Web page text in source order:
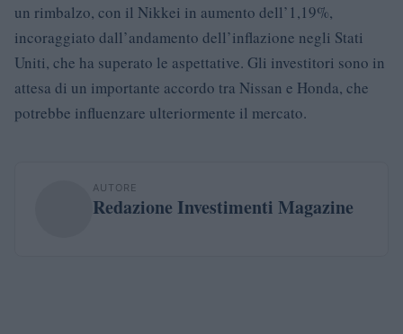
un rimbalzo, con il Nikkei in aumento dell’1,19%,
incoraggiato dall’andamento dell’inflazione negli Stati
Uniti, che ha superato le aspettative. Gli investitori sono in
attesa di un importante accordo tra Nissan e Honda, che
potrebbe influenzare ulteriormente il mercato.
AUTORE
Redazione Investimenti Magazine